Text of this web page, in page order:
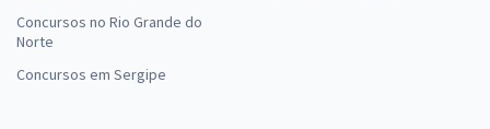
Concursos no Rio Grande do
Norte
Concursos em Sergipe